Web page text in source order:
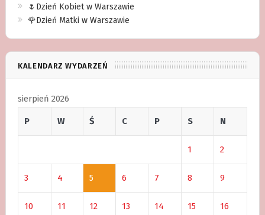
🌷Dzień Kobiet w Warszawie
🌹Dzień Matki w Warszawie
KALENDARZ WYDARZEŃ
sierpień 2026
P W Ś C P S N
1 2
3 4 5 6 7 8 9
10 11 12 13 14 15 16